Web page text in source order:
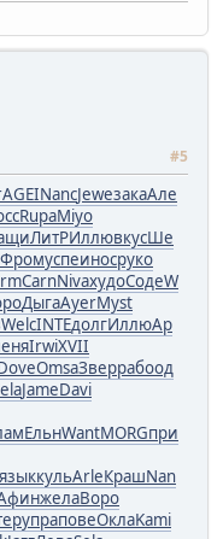
#5
AGEINancJeweзакаАле
RupaMiyo
ЛитРИллювкусШе
Фромуспеиносруко
CarnNivaхудоСодеW
ДыгаAyerMyst
WelcINTEдолгИллюАр
IrwiXVII
OmsaЗверрабоод
JameDavi
ЕльнWantMORGпри
языккульArleКрашNan
желаВоро
упраповеОклаKami